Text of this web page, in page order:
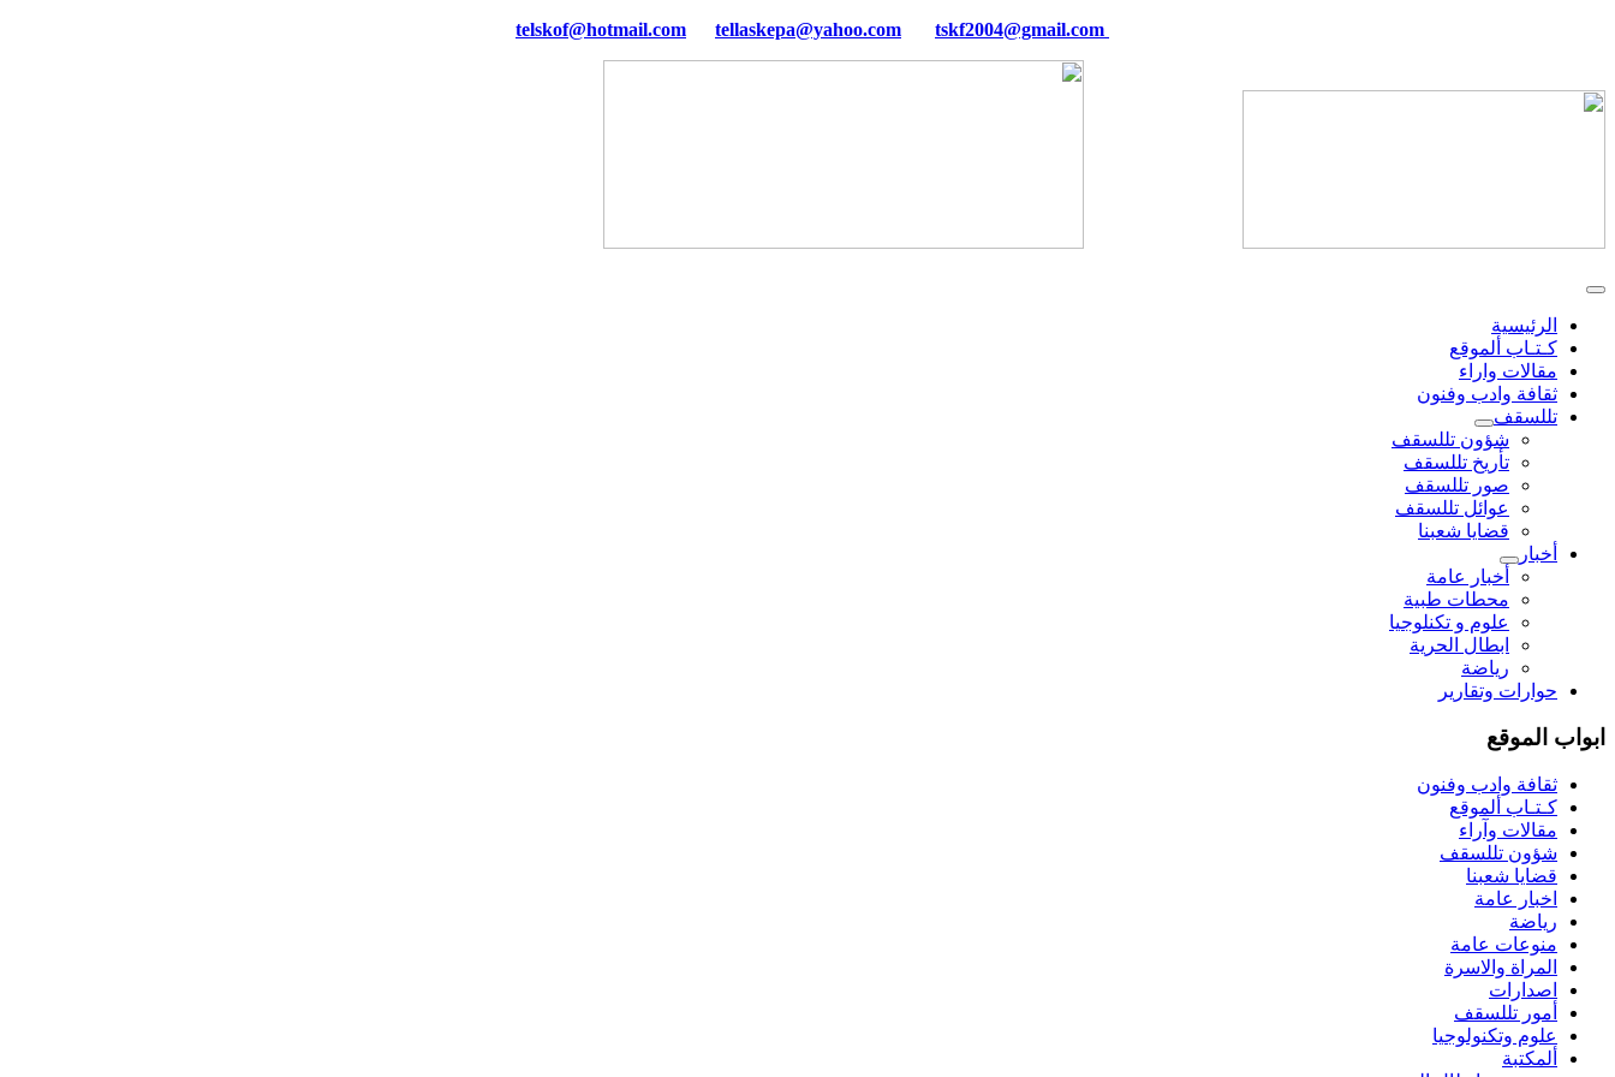
tellaskepa@yahoo.com tskf2004@gmail.com
الرئيسية
كـتـاب ألموقع
مقالات واراء
ثقافة وادب وفنون
تللسقف
شؤون تللسقف
تأريخ تللسقف
صور تللسقف
عوائل تللسقف
قضايا شعبنا
أخبار
أخبار عامة
محطات طبية
علوم و تکنلوجیا
ابطال الحرية
رياضة
حوارات وتقارير
ابواب الموقع
ثقافة وادب وفنون
كـتـاب ألموقع
مقالات وآراء
شؤون تللسقف
قضايا شعبنا
اخبار عامة
رياضة
منوعات عامة
المراة والاسرة
اصدارات
أمور تللسقف
علوم وتكنولوجيا
ألمكتبة